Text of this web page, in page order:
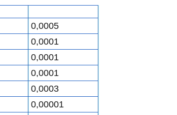
0,0005
0,0001
0,0001
0,0001
0,0003
0,00001